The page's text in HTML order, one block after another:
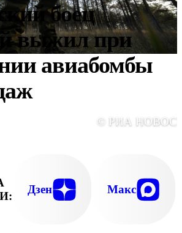
боец
выжил при
авиабомбы
© РИА
Дзен Макс